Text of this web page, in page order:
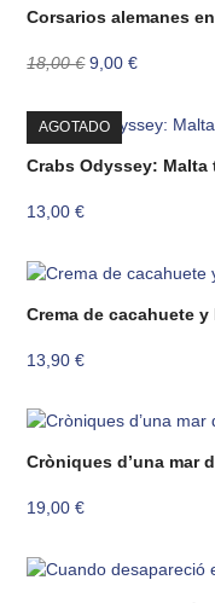
Corsarios alemanes
18,00€ El
original
era:
9,00€El
es:
AGOTADO
Crabs Odyssey:
13,00€
Crema de cacahuete y
13,90€
Cròniques d’una mar
19,00€